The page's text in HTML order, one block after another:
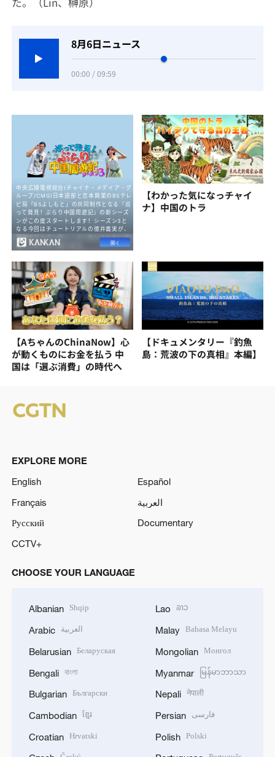
8月6日ニュース
00:00 / 09:59
【わかった気になっチャイ
ナ】中国のトラ
【AちゃんのChinaNow】心
が動くものにお金を払う 中
国は「選ぶ消費」の時代へ
【ドキュメンタリー『釣魚
島：荒波の下の真相』本編】
EXPLORE MORE
English
Español
Français
العربية
Русский
Documentary
CCTV+
CHOOSE YOUR LANGUAGE
Albanian Shqip
Arabic العربية
Belarusian Беларуская
Bengali বাংলা
Bulgarian Български
Cambodian ខ្មែរ
Croatian Hrvatski
Lao ລາວ
Malay Bahasa Melayu
Mongolian Монгол
Myanmar မြန်မာဘာသာ
Nepali नेपाली
Persian فارسی
Polish Polski